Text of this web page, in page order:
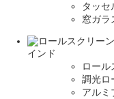
タッセ
窓ガラ
インド
ロール
調光ロ
アルミ